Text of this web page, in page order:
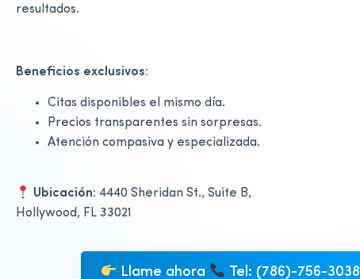
resultados.
Beneficios exclusivos:
Citas disponibles el mismo día.
Precios transparentes sin sorpresas.
Atención compasiva y especializada.
Ubicación: 4440 Sheridan St., Suite B,
Hollywood, FL 33021
Llame ahora Tel: (786)-756-3038